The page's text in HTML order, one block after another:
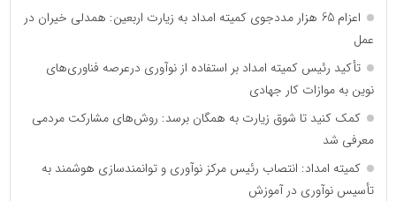
اعزام 65 هزار مددجوی کمیته امداد به زیارت اربعین: همدلی خیران در
عمل
تأکید رئیس کمیته امداد بر استفاده از نوآوری درعرصه فناوری‌های
نوین به موازات کار جهادی
کمک کنید تا شوق زیارت به همگان برسد: روش‌های مشارکت مردمی
معرفی شد
کمیته امداد: انتصاب رئیس مرکز نوآوری و توانمندسازی هوشمند به
تأسیس نوآوری در آموزش